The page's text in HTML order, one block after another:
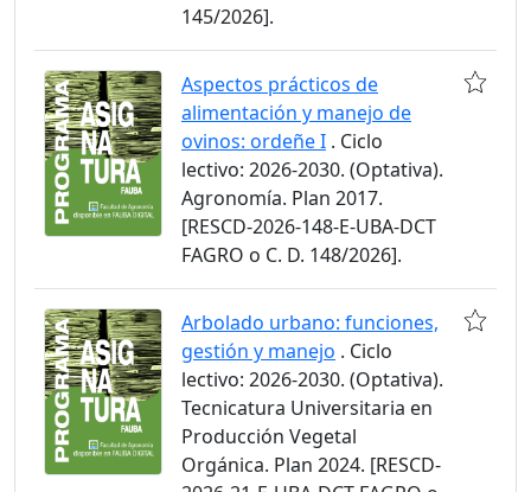
145/2026].
Aspectos prácticos de
alimentación y manejo de
ovinos: ordeñe I . Ciclo
lectivo: 2026-2030. (Optativa).
Agronomía. Plan 2017.
[RESCD-2026-148-E-UBA-DCT
FAGRO o C. D. 148/2026].
Arbolado urbano: funciones,
gestión y manejo . Ciclo
lectivo: 2026-2030. (Optativa).
Tecnicatura Universitaria en
Producción Vegetal
Orgánica. Plan 2024. [RESCD-